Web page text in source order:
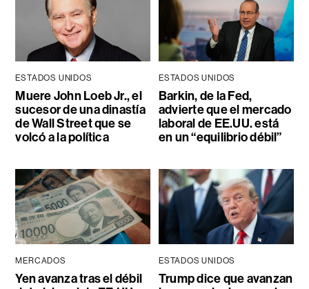
ESTADOS UNIDOS
Muere John Loeb Jr., el
sucesor de una dinastía
de Wall Street que se
volcó a la política
ESTADOS UNIDOS
Barkin, de la Fed,
advierte que el mercado
laboral de EE.UU. está
en un “equilibrio débil”
MERCADOS
Yen avanza tras el débil
ESTADOS UNIDOS
Trump dice que avanzan